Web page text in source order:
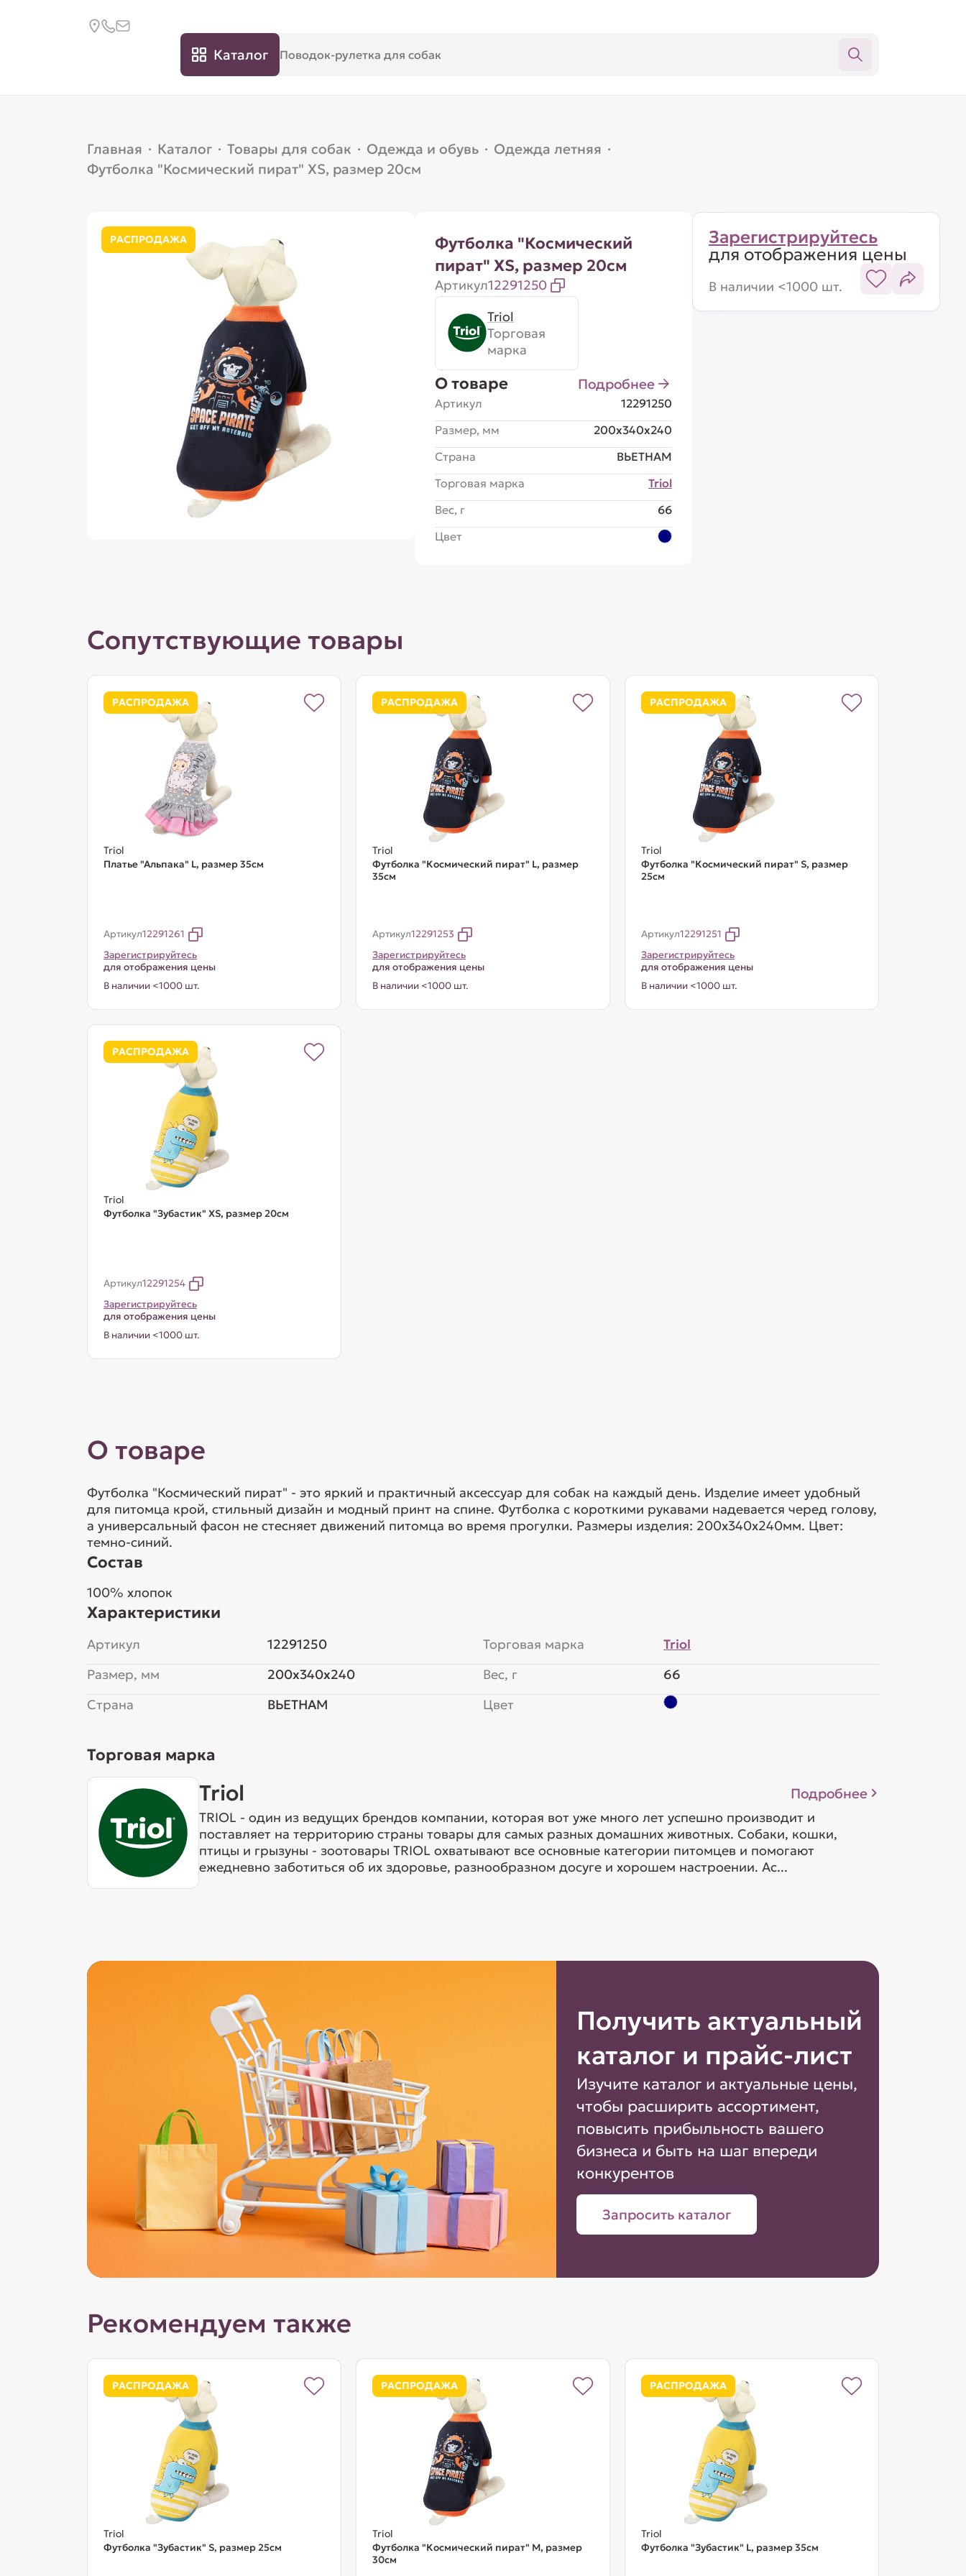
Каталог
Главная · Каталог · Товары для собак · Одежда и обувь · Одежда летняя ·
Футболка "Космический пират" XS, размер 20см
РАСПРОДАЖА
Футболка "Космический
пират" XS, размер 20см
Артикул12291250
Triol
Торговая
марка
О товаре Подробнее
Артикул
12291250
Размер, мм
200x340x240
Страна
ВЬЕТНАМ
Торговая марка
Triol
Вес, г
66
Цвет
Зарегистрируйтесь
для отображения цены
В наличии <1000 шт.
Сопутствующие товары
РАСПРОДАЖА
Triol
Платье "Альпака" L, размер 35см
Артикул12291261
Зарегистрируйтесь
для отображения цены
В наличии <1000 шт.
РАСПРОДАЖА
Triol
Футболка "Космический пират" L, размер
35см
Артикул12291253
Зарегистрируйтесь
для отображения цены
В наличии <1000 шт.
РАСПРОДАЖА
Triol
Футболка "Космический пират" S, размер
25см
Артикул12291251
Зарегистрируйтесь
для отображения цены
В наличии <1000 шт.
РАСПРОДАЖА
Triol
Футболка "Зубастик" XS, размер 20см
Артикул12291254
Зарегистрируйтесь
для отображения цены
В наличии <1000 шт.
О товаре
Футболка "Космический пират" - это яркий и практичный аксессуар для собак на каждый день. Изделие имеет удобный
для питомца крой, стильный дизайн и модный принт на спине. Футболка с короткими рукавами надевается черед голову,
а универсальный фасон не стесняет движений питомца во время прогулки. Размеры изделия: 200х340х240мм. Цвет:
темно-синий.
Состав
100% хлопок
Характеристики
Артикул
12291250
Размер, мм
200x340x240
Страна
ВЬЕТНАМ
Торговая марка
Triol
Вес, г
66
Цвет
Торговая марка
Triol Подробнее
TRIOL - один из ведущих брендов компании, которая вот уже много лет успешно производит и
поставляет на территорию страны товары для самых разных домашних животных. Собаки, кошки,
птицы и грызуны - зоотовары TRIOL охватывают все основные категории питомцев и помогают
ежедневно заботиться об их здоровье, разнообразном досуге и хорошем настроении. Ас...
Получить актуальный
каталог и прайс-лист
Изучите каталог и актуальные цены,
чтобы расширить ассортимент,
повысить прибыльность вашего
бизнеса и быть на шаг впереди
конкурентов
Запросить каталог
Рекомендуем также
РАСПРОДАЖА
Triol
Футболка "Зубастик" S, размер 25см
РАСПРОДАЖА
Triol
Футболка "Космический пират" M, размер
30см
РАСПРОДАЖА
Triol
Футболка "Зубастик" L, размер 35см